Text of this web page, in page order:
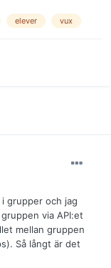
elever vux
grupper och jag
via API:et
mellan gruppen
Så långt är det